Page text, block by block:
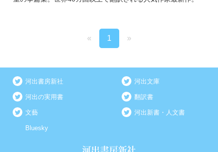
« 1 »
河出書房新社 河出文庫
河出の実用書 翻訳書
文藝 河出新書・人文書
Bluesky